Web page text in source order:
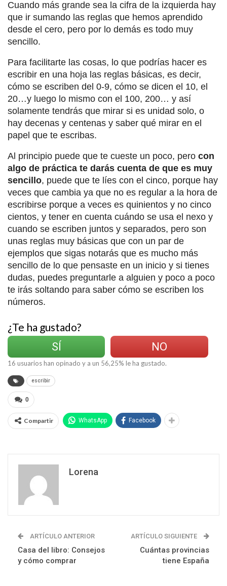
Cuando más grande sea la cifra de la izquierda hay
que ir sumando las reglas que hemos aprendido
desde el cero, pero por lo demás es todo muy
sencillo.
Para facilitarte las cosas, lo que podrías hacer es
escribir en una hoja las reglas básicas, es decir,
cómo se escriben del 0-9, cómo se dicen el 10, el
20…y luego lo mismo con el 100, 200… y así
solamente tendrás que mirar si es unidad solo, o
hay decenas y centenas y saber qué mirar en el
papel que te escribas.
Al principio puede que te cueste un poco, pero con
algo de práctica te darás cuenta de que es muy
sencillo, puede que te líes con el cinco, porque hay
veces que cambia ya que no es regular a la hora de
escribirse porque a veces es quinientos y no cinco
cientos, y tener en cuenta cuándo se usa el nexo y
cuando se escriben juntos y separados, pero son
unas reglas muy básicas que con un par de
ejemplos que sigas notarás que es mucho más
sencillo de lo que pensaste en un inicio y si tienes
dudas, puedes preguntarle a alguien y poco a poco
te irás soltando para saber cómo se escriben los
números.
¿Te ha gustado?
SÍ
NO
16 usuarios han opinado y a un 56,25% le ha gustado.
escribir
0
Compartir WhatsApp Facebook
Lorena
ARTÍCULO ANTERIOR
Casa del libro: Consejos
y cómo comprar
ARTÍCULO SIGUIENTE
Cuántas provincias
tiene España